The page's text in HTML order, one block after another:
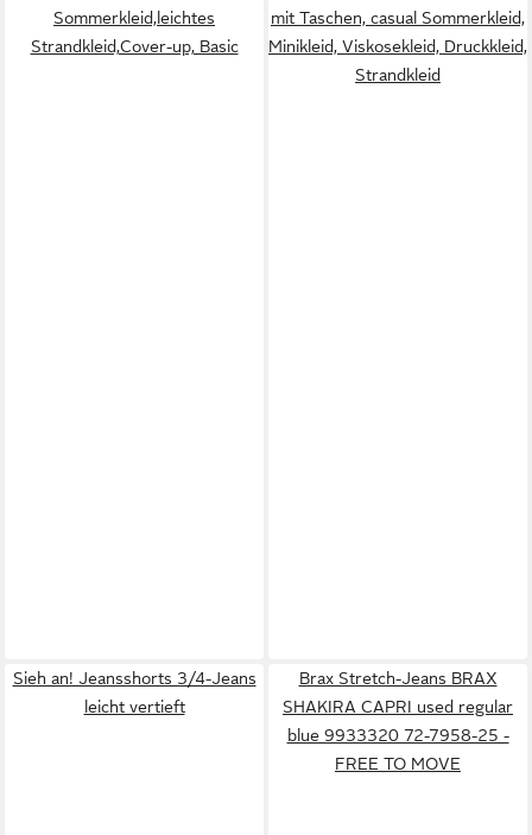
Sommerkleid,leichtes
Strandkleid,Cover-up, Basic
mit Taschen, casual Sommerkleid,
Minikleid, Viskosekleid, Druckkleid,
Strandkleid
Sieh an! Jeansshorts 3/4-Jeans
leicht vertieft
Brax Stretch-Jeans BRAX
SHAKIRA CAPRI used regular
blue 9933320 72-7958-25 -
FREE TO MOVE